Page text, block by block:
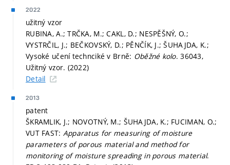
2022
užitný vzor
RUBINA, A.; TRČKA, M.; CAKL, D.; NESPĚŠNÝ, O.;
VYSTRČIL, J.; BEČKOVSKÝ, D.; PĚNČÍK, J.; ŠUHAJDA, K.;
Vysoké učení technciké v Brně: Oběžné kolo. 36043,
Užitný vzor. (2022)
Detail
2013
patent
ŠKRAMLIK, J.; NOVOTNÝ, M.; ŠUHAJDA, K.; FUCIMAN, O.;
VUT FAST: Apparatus for measuring of moisture
parameters of porous material and method for
monitoring of moisture spreading in porous material.